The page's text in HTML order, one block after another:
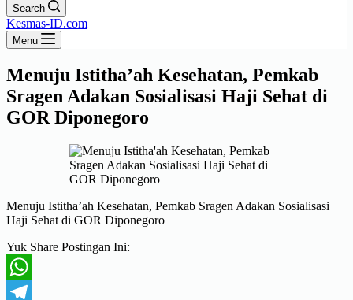
Search
Kesmas-ID.com
Menu
Menuju Istitha’ah Kesehatan, Pemkab
Sragen Adakan Sosialisasi Haji Sehat di
GOR Diponegoro
Menuju Istitha’ah Kesehatan, Pemkab Sragen Adakan Sosialisasi
Haji Sehat di GOR Diponegoro
Yuk Share Postingan Ini:
WhatsApp